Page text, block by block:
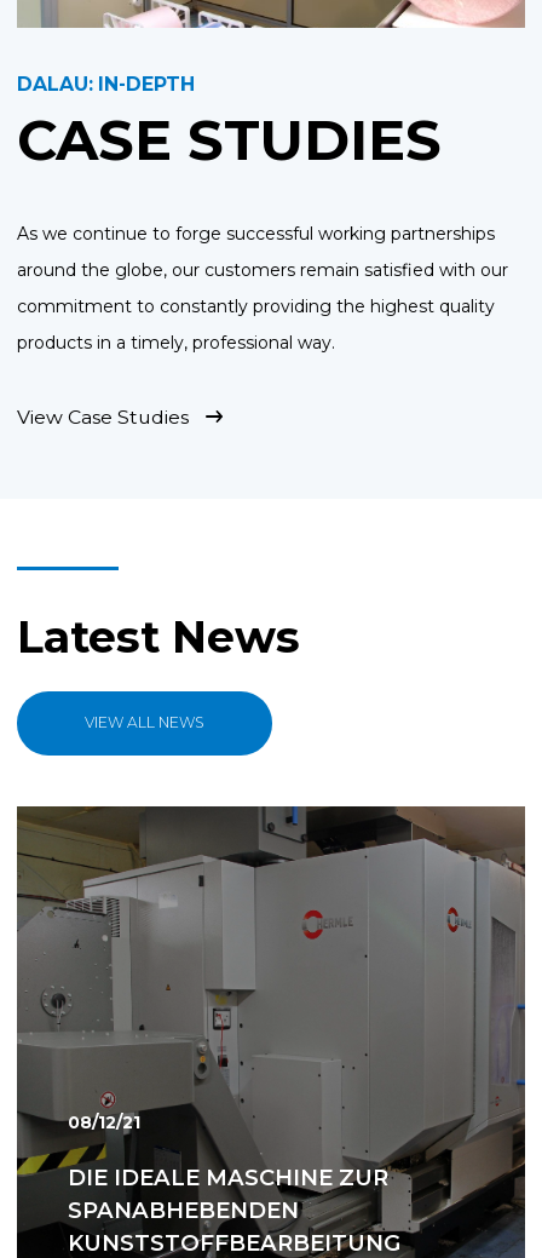
DALAU: IN-DEPTH
CASE STUDIES
As we continue to forge successful working partnerships
around the globe, our customers remain satisfied with our
commitment to constantly providing the highest quality
products in a timely, professional way.
View Case Studies
Latest News
VIEW ALL NEWS
08/12/21
DIE IDEALE MASCHINE ZUR
SPANABHEBENDEN
KUNSTSTOFFBEARBEITUNG